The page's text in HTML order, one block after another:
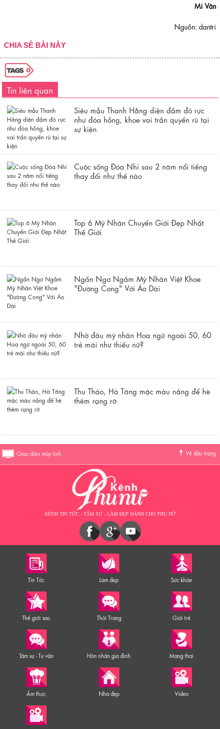
Mi Vân
Nguồn: dantri
CHIA SẺ BÀI NÀY
Tin liên quan
Siêu mẫu Thanh Hằng diện đầm đỏ rực
như đóa hồng, khoe vai trần quyến rũ tại
sự kiện
Cuộc sống Đóa Nhi sau 2 năm nổi tiếng
thay đổi như thế nào
Top 6 Mỹ Nhân Chuyển Giới Đẹp Nhất
Thế Giới
Ngẩn Ngơ Ngắm Mỹ Nhân Việt Khoe
"Đường Cong" Với Áo Dài
Nhờ đâu mỹ nhân Hoa ngữ ngoài 50, 60
trẻ mãi như thiếu nữ?
Thu Thảo, Hà Tăng mặc màu nắng để hè
thêm rạng rỡ
Giao diện máy tính Về đầu trang
KÊNH TIN TỨC - TÂM SỰ - LÀM ĐẸP DÀNH CHO PHỤ NỮ
Tin Tức Làm đẹp Sức khỏe
Thế giới sao Thời Trang Giới trẻ
Tâm sự - Tư vấn Hôn nhân gia đình Mang thai
Ẩm thực Nhà đẹp Video